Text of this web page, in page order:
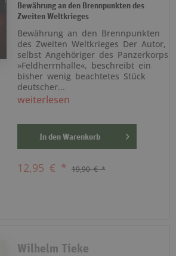
Bewährung an den Brennpunkten des
Zweiten Weltkrieges
Bewährung an den Brennpunkten
des Zweiten Weltkrieges Der Autor,
selbst Angehöriger des Panzerkorps
»Feldherrnhalle«, beschreibt ein
bisher wenig beachtetes Stück
deutscher...
weiterlesen
In den Warenkorb
12,95 € * 19,90 € *
Wilhelm Tieke